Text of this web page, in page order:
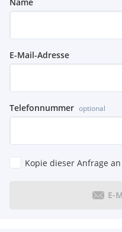
E-Mail-Adresse
Telefonnummer optional
Kopie dieser Anfrage
E-